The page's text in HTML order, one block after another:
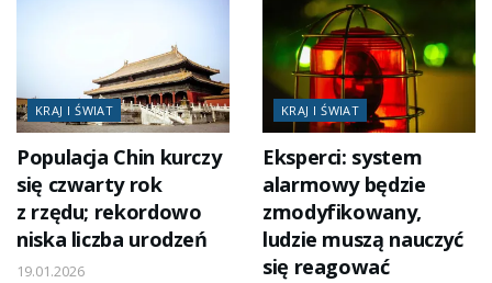
KRAJ I ŚWIAT
Populacja Chin kurczy
się czwarty rok
z rzędu; rekordowo
niska liczba urodzeń
19.01.2026
KRAJ I ŚWIAT
Eksperci: system
alarmowy będzie
zmodyfikowany,
ludzie muszą nauczyć
się reagować